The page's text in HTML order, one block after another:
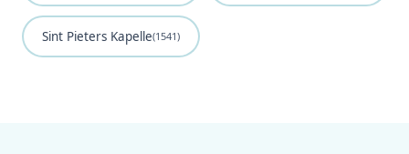
Sint Pieters Kapelle(1541)